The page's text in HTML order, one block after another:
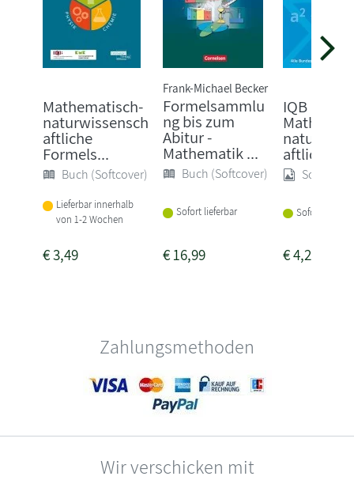
Mathematisch-
naturwissensch
aftliche
Formels...
Buch (Softcover)
Lieferbar innerhalb
von 1-2 Wochen
€3,49
Frank-Michael Becker
Formelsammlu
ng bis zum
Abitur -
Mathematik ...
Buch (Softcover)
Sofort lieferbar
€16,99
IQB
aftliche
Sonstige
Sofort
€4,25
Zahlungsmethoden
Wir verschicken mit